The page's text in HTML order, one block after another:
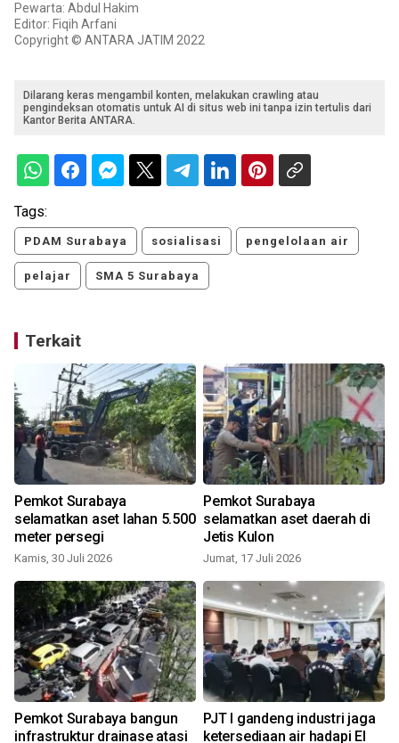
Pewarta: Abdul Hakim
Editor: Fiqih Arfani
Copyright © ANTARA JATIM 2022
Dilarang keras mengambil konten, melakukan crawling atau
pengindeksan otomatis untuk AI di situs web ini tanpa izin tertulis dari
Kantor Berita ANTARA.
Tags:
PDAM Surabaya sosialisasi pengelolaan air
pelajar SMA 5 Surabaya
Terkait
Pemkot Surabaya
selamatkan aset lahan 5.500
meter persegi
Kamis, 30 Juli 2026
Pemkot Surabaya
selamatkan aset daerah di
Jetis Kulon
Jumat, 17 Juli 2026
Pemkot Surabaya bangun
infrastruktur drainase atasi
PJT I gandeng industri jaga
ketersediaan air hadapi El